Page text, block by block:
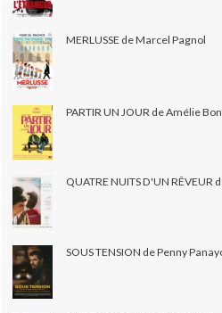
MERLUSSE de Marcel Pagnol
PARTIR UN JOUR de Amélie
QUATRE NUITS D'UN RÊVEUR
SOUS TENSION de Penny